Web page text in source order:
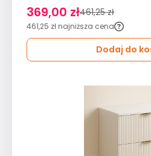
369,00 zł461,25 zł
461,25 zł najniższa cena
Dodaj do